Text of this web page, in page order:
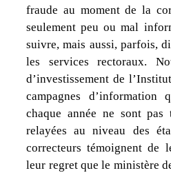
fraude au moment de la
seulement peu ou mal
suivre, mais aussi, parfois,
les services rectoraux.
d’investissement de
campagnes d’information
chaque année ne sont pas
relayées au niveau des
correcteurs témoignent de
leur regret que le ministère